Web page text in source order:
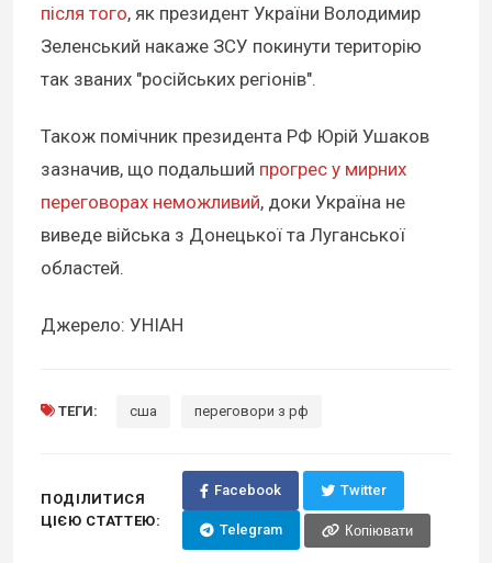
після того, як президент України Володимир
Зеленський накаже ЗСУ покинути територію
так званих "російських регіонів".
Також помічник президента РФ Юрій Ушаков
зазначив, що подальший прогрес у мирних
переговорах неможливий, доки Україна не
виведе війська з Донецької та Луганської
областей.
Джерело: УНІАН
ТЕГИ: сша переговори з рф
ПОДІЛИТИСЯ
ЦІЄЮ СТАТТЕЮ:
Facebook Twitter
Telegram Копіювати